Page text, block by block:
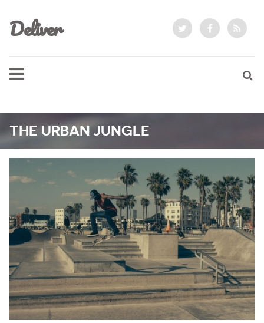
Deliver
THE URBAN JUNGLE